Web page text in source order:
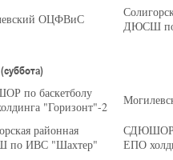
U-12
, девушки
2014-2015 гг.р., дивизион 1 27-28
U-12, девушки
2014-2015 гг.р., Дивизион 2, 23-24
1А
21-22.03.2026
ОЦФВиС
ДЮСШ
по баскетболу
"Горизонт"-2
районная
ИВС "Шахтер"
СДЮШОР
ЕПО